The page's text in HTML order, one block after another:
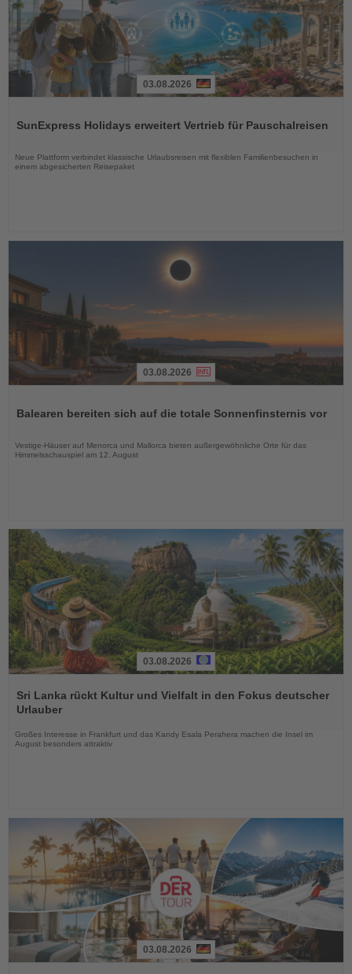
die
03.08.2026
SunExpress Holidays erweitert Vertrieb für Pauschalreisen
Neue Plattform verbindet klassische Urlaubsreisen mit flexiblen Familienbesuchen in
einem abgesicherten Reisepaket
die
03.08.2026
Balearen bereiten sich auf die totale Sonnenfinsternis vor
Vestige-Häuser auf Menorca und Mallorca bieten außergewöhnliche Orte für das
Himmelsschauspiel am 12. August
Sie
die
03.08.2026
Sri Lanka rückt Kultur und Vielfalt in den Fokus deutscher
Urlauber
Großes Interesse in Frankfurt und das Kandy Esala Perahera machen die Insel im
August besonders attraktiv
03.08.2026